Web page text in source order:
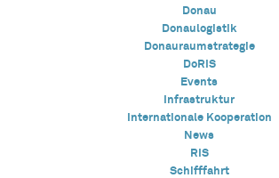
Donau
Donaulogistik
Donauraumstrategie
DoRIS
Events
Infrastruktur
Internationale Kooperation
News
RIS
Schifffahrt